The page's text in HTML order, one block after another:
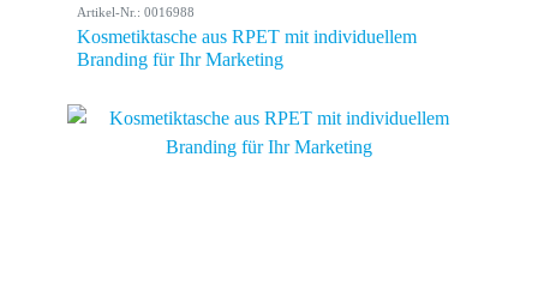
Artikel-Nr.: 0016988
Kosmetiktasche aus RPET mit individuellem
Branding für Ihr Marketing